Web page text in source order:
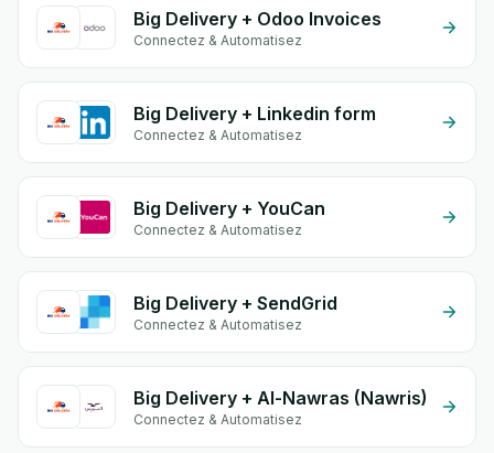
Big Delivery + Odoo Invoices
Connectez & Automatisez
Big Delivery + Linkedin form
Connectez & Automatisez
Big Delivery + YouCan
Connectez & Automatisez
Big Delivery + SendGrid
Connectez & Automatisez
Big Delivery + Al-Nawras (Nawris)
Connectez & Automatisez